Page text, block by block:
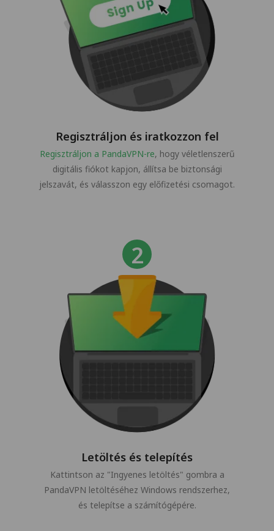
Regisztráljon és iratkozzon fel
Regisztráljon a PandaVPN-re, hogy véletlenszerű
digitális fiókot kapjon, állítsa be biztonsági
jelszavát, és válasszon egy előfizetési csomagot.
Letöltés és telepítés
Kattintson az "Ingyenes letöltés" gombra a
PandaVPN letöltéséhez Windows rendszerhez,
és telepítse a számítógépére.